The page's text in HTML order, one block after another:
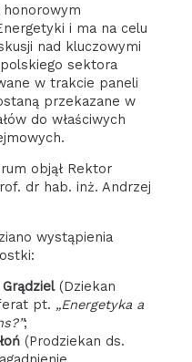
i ma na celu
nad kluczowymi
sektora
w trakcie paneli
przekazane w
do właściwych
dr hab. inż. Andrzej
(Dziekan
pt. „Energetyka a
;
(Prodziekan ds.